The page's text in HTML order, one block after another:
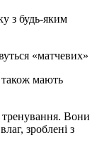
з будь-яким
«матчевих»
також мають
тренування. Вони
зроблені з